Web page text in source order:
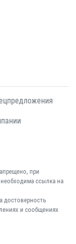
при
ссылка на
достоверность
и сообщениях